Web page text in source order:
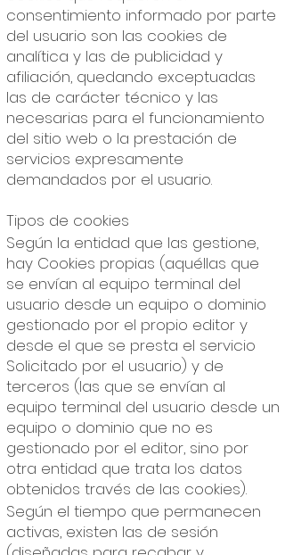
consentimiento informado por parte
del usuario son las cookies de
analítica y las de publicidad y
afiliación, quedando exceptuadas
las de carácter técnico y las
necesarias para el funcionamiento
del sitio web o la prestación de
servicios expresamente
demandados por el usuario.
Tipos de cookies
Según la entidad que las gestione,
hay Cookies propias (aquéllas que
se envían al equipo terminal del
usuario desde un equipo o dominio
gestionado por el propio editor y
desde el que se presta el servicio
Solicitado por el usuario) y de
terceros (las que se envían al
equipo terminal del usuario desde un
equipo o dominio que no es
gestionado por el editor, sino por
otra entidad que trata los datos
obtenidos través de las cookies).
Según el tiempo que permanecen
activas, existen las de sesión